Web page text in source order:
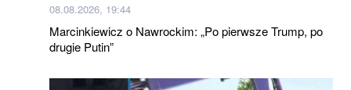
08.08.2026, 19:44
Marcinkiewicz o Nawrockim: „Po pierwsze Trump, po
drugie Putin”